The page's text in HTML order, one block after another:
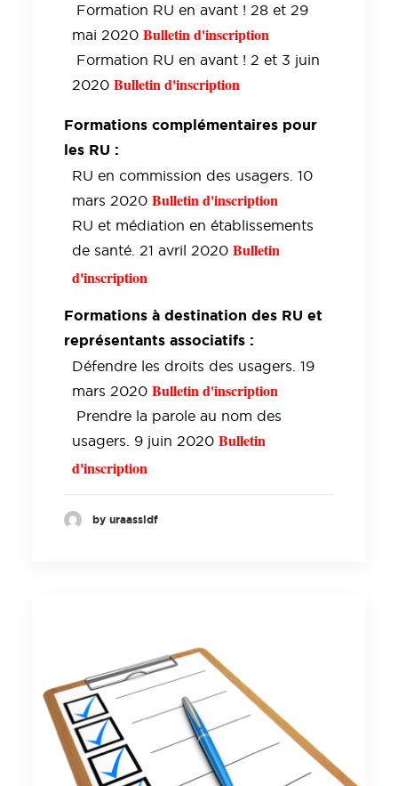
Formation RU en avant ! 28 et 29
mai 2020 Bulletin d'inscription
Formation RU en avant ! 2 et 3 juin
2020 Bulletin d'inscription
Formations complémentaires pour
les RU :
RU en commission des usagers. 10
mars 2020 Bulletin d'inscription
RU et médiation en établissements
de santé. 21 avril 2020 Bulletin
d'inscription
Formations à destination des RU et
représentants associatifs :
Défendre les droits des usagers. 19
mars 2020 Bulletin d'inscription
Prendre la parole au nom des
usagers. 9 juin 2020 Bulletin
d'inscription
by uraassidf